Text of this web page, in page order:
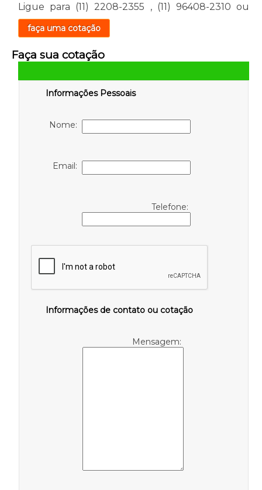
Ligue para (11) 2208-2355 , (11) 96408-2310 ou
faça uma cotação
Faça sua cotação
Informações Pessoais
Nome:
Email:
Telefone:
Informações de contato ou cotação
Mensagem: